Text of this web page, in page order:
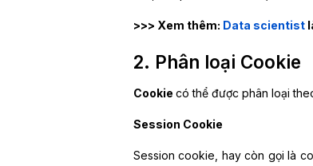
>>> Xem thêm: Data scientist
2. Phân loại Cookie
Cookie có thể được phân loại
Session Cookie
Session cookie, hay còn gọi là